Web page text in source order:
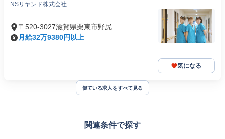
NSリヤンド株式会社
〒520-3027滋賀県栗東市野尻
月給32万9380円以上
気になる
似ている求人をすべて見る
関連条件で探す